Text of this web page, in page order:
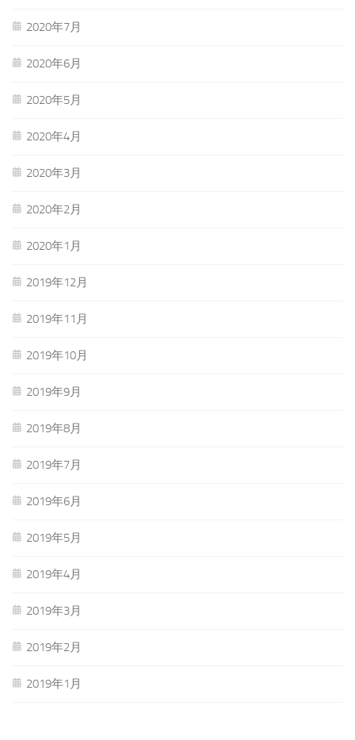
2020年7月
2020年6月
2020年5月
2020年4月
2020年3月
2020年2月
2020年1月
2019年12月
2019年11月
2019年10月
2019年9月
2019年8月
2019年7月
2019年6月
2019年5月
2019年4月
2019年3月
2019年2月
2019年1月